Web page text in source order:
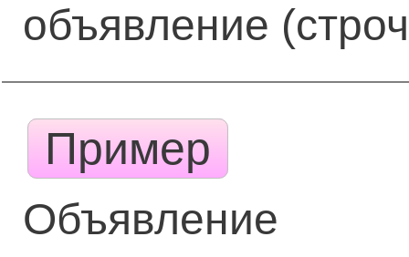
объявление
Пример
Объявление